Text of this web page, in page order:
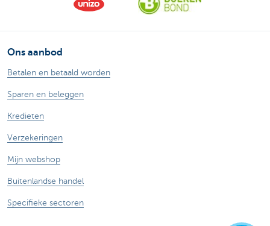
Ons aanbod
Betalen en betaald worden
Sparen en beleggen
Kredieten
Verzekeringen
Mijn webshop
Buitenlandse handel
Specifieke sectoren